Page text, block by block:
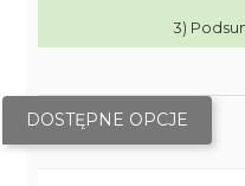
3)
DOSTĘPNE OPCJE